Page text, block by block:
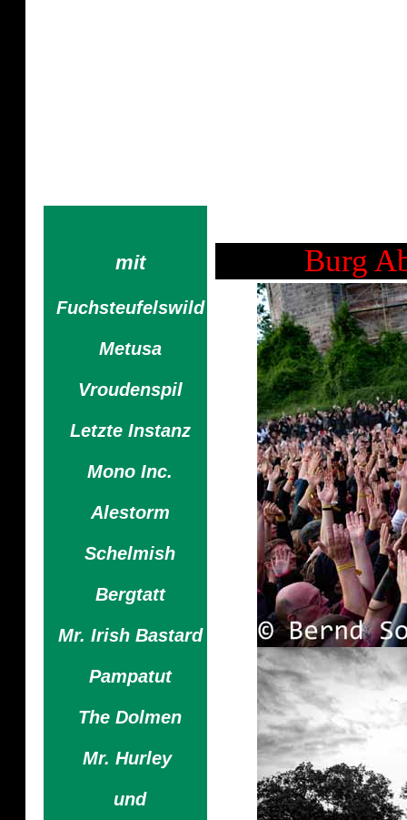
mit
Fuchsteufelswild
Metusa
Vroudenspil
Letzte Instanz
Mono Inc.
Alestorm
Schelmish
Bergtatt
Mr. Irish Bastard
Pampatut
The Dolmen
Mr. Hurley
und
Burg